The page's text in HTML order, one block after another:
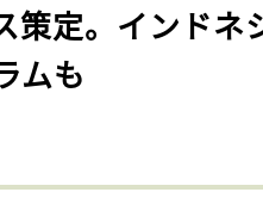
策定。インドネ
ムも